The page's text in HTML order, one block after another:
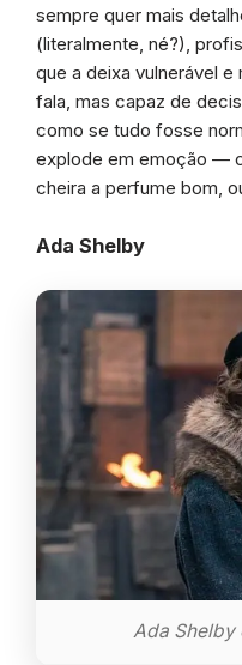
sempre quer mais
(literalmente, né?),
que a deixa vulnerável e
fala, mas capaz de
como se tudo fosse
explode em emoção —
cheira a perfume bom,
Ada Shelby
Ada Shelby